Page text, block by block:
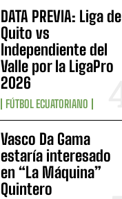
DATA PREVIA: Liga de
Quito vs
Independiente del
Valle por la LigaPro
2026
FÚTBOL ECUATORIANO
Vasco Da Gama
estaría interesado
en “La Máquina”
Quintero